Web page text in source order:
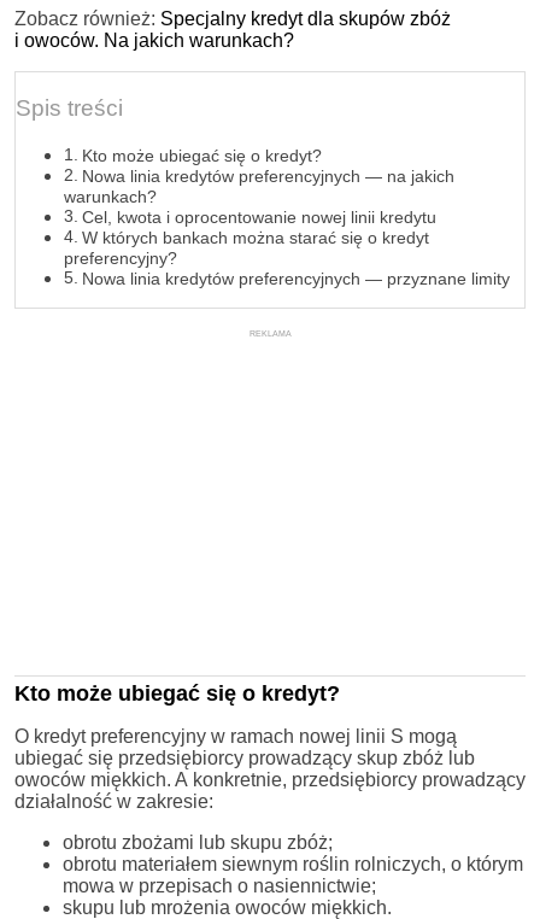
Zobacz również: Specjalny kredyt dla skupów zbóż
i owoców. Na jakich warunkach?
Spis treści
Kto może ubiegać się o kredyt?
Nowa linia kredytów preferencyjnych — na jakich
warunkach?
Cel, kwota i oprocentowanie nowej linii kredytu
W których bankach można starać się o kredyt
preferencyjny?
Nowa linia kredytów preferencyjnych — przyznane limity
REKLAMA
Kto może ubiegać się o kredyt?
O kredyt preferencyjny w ramach nowej linii S mogą
ubiegać się przedsiębiorcy prowadzący skup zbóż lub
owoców miękkich. A konkretnie, przedsiębiorcy prowadzący
działalność w zakresie:
obrotu zbożami lub skupu zbóż;
obrotu materiałem siewnym roślin rolniczych, o którym
mowa w przepisach o nasiennictwie;
skupu lub mrożenia owoców miękkich.